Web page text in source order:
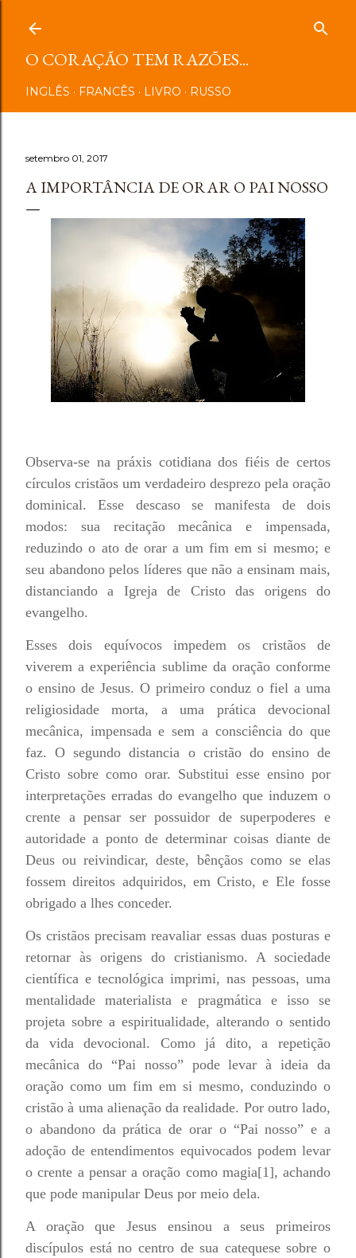
O CORAÇÃO TEM RAZÕES...
INGLÊS FRANCÊS LIVRO RUSSO
setembro 01, 2017
A IMPORTÂNCIA DE ORAR O PAI NOSSO
Observa-se na práxis cotidiana dos fiéis de certos
círculos cristãos um verdadeiro desprezo pela oração
dominical. Esse descaso se manifesta de dois
modos: sua recitação mecânica e impensada,
reduzindo o ato de orar a um fim em si mesmo; e
seu abandono pelos líderes que não a ensinam mais,
distanciando a Igreja de Cristo das origens do
evangelho.
Esses dois equívocos impedem os cristãos de
viverem a experiência sublime da oração conforme
o ensino de Jesus. O primeiro conduz o fiel a uma
religiosidade morta, a uma prática devocional
mecânica, impensada e sem a consciência do que
faz. O segundo distancia o cristão do ensino de
Cristo sobre como orar. Substitui esse ensino por
interpretações erradas do evangelho que induzem o
crente a pensar ser possuidor de superpoderes e
autoridade a ponto de determinar coisas diante de
Deus ou reivindicar, deste, bênçãos como se elas
fossem direitos adquiridos, em Cristo, e Ele fosse
obrigado a lhes conceder.
Os cristãos precisam reavaliar essas duas posturas e
retornar às origens do cristianismo. A sociedade
científica e tecnológica imprimi, nas pessoas, uma
mentalidade materialista e pragmática e isso se
projeta sobre a espiritualidade, alterando o sentido
da vida devocional. Como já dito, a repetição
mecânica do “Pai nosso” pode levar à ideia da
oração como um fim em si mesmo, conduzindo o
cristão à uma alienação da realidade. Por outro lado,
o abandono da prática de orar o “Pai nosso” e a
adoção de entendimentos equivocados podem levar
o crente a pensar a oração como magia[1], achando
que pode manipular Deus por meio dela.
A oração que Jesus ensinou a seus primeiros
discípulos está no centro de sua catequese sobre o